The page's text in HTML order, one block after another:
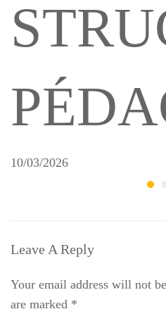
10/03/2026
Leave A Reply
Your email address will not
are marked *